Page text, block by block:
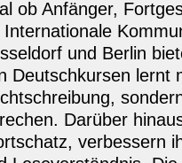
ob Anfänger,
und Berlin
Deutschkursen lernt
Darüber
verbessern